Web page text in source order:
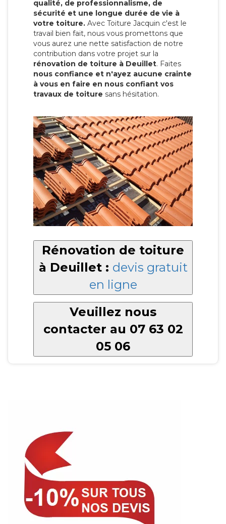
qualité, de professionnalisme, de
sécurité et une longue durée de vie à
votre toiture. Avec Toiture Jacquin c'est le
travail bien fait, nous vous promettons que
vous aurez une nette satisfaction de notre
contribution dans votre projet sur la
rénovation de toiture à Deuillet. Faites
nous confiance et n'ayez aucune crainte
à vous en faire en nous confiant vos
travaux de toiture sans hésitation.
Rénovation de toiture
à Deuillet : devis gratuit
en ligne
Veuillez nous
contacter au 07 63 02
05 06